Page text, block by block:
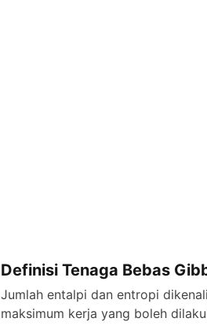
Definisi Tenaga Bebas
Jumlah entalpi dan entropi
maksimum kerja yang boleh